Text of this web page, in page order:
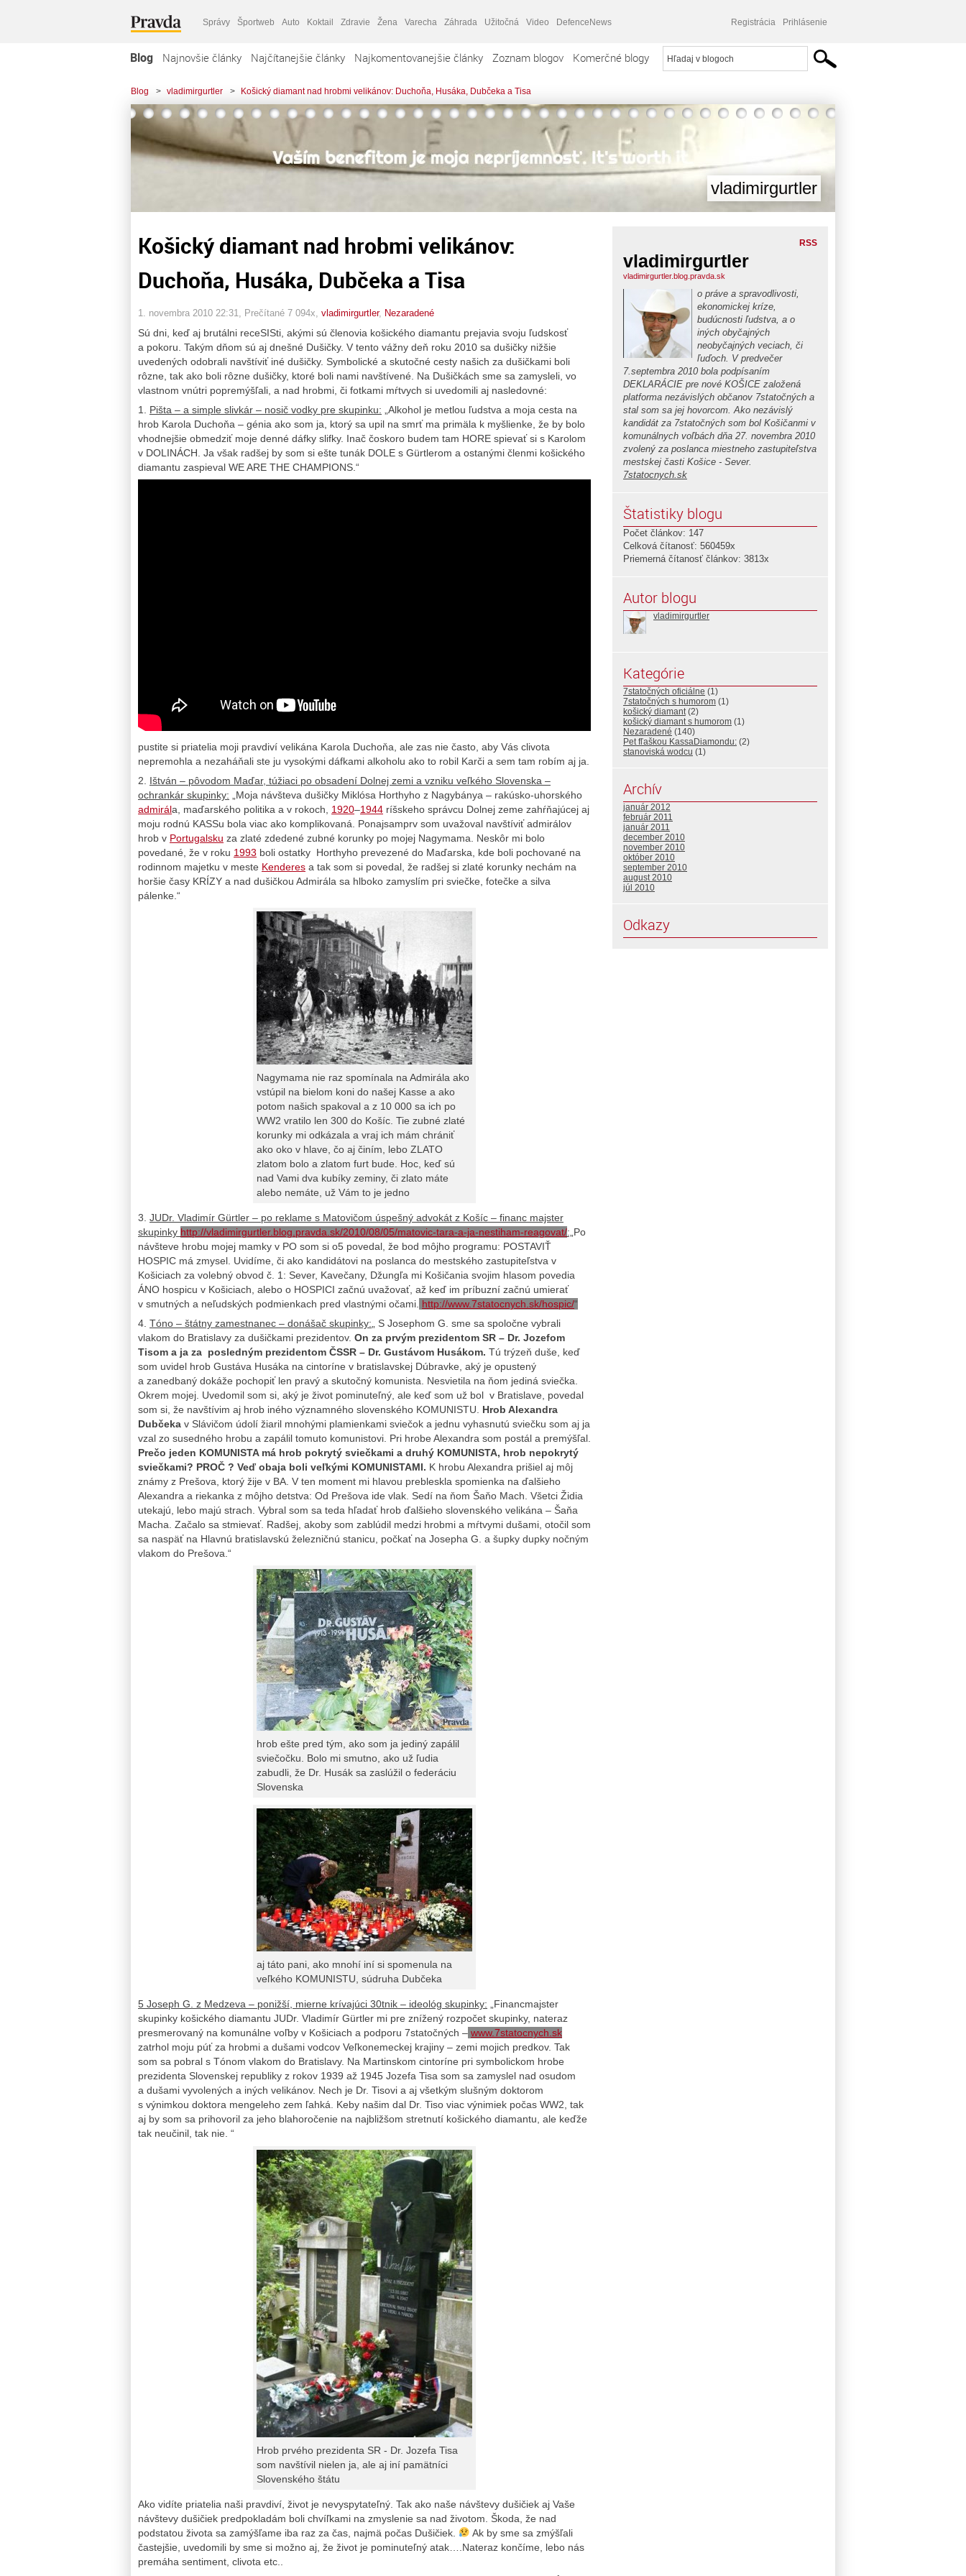
Správy Športweb Auto Koktail Zdravie Žena Varecha Záhrada Užitočná Video DefenceNews Registrácia Prihlásenie
Blog Najnovšie články Najčítanejšie články Najkomentovanejšie články Zoznam blogov Komerčné blogy
Blog > vladimirgurtler > Košický diamant nad hrobmi velikánov: Duchoňa, Husáka, Dubčeka a Tisa
vladimirgurtler
Košický diamant nad hrobmi velikánov:
Duchoňa, Husáka, Dubčeka a Tisa
1. novembra 2010 22:31 , Prečítané 7 094x, vladimirgurtler, Nezaradené
Sú dni, keď aj brutálni receSISti, akými sú členovia košického diamantu prejavia svoju ľudskosť
a pokoru. Takým dňom sú aj dnešné Dušičky. V tento vážny deň roku 2010 sa dušičky nižšie
uvedených odobrali navštíviť iné dušičky. Symbolické a skutočné cesty našich za dušičkami boli
rôzne, tak ako boli rôzne dušičky, ktoré boli nami navštívené. Na Dušičkách sme sa zamysleli, vo
vlastnom vnútri popremýšľali, a nad hrobmi, či fotkami mŕtvych si uvedomili aj nasledovné:
1. Pišta – a simple slivkár – nosič vodky pre skupinku: „Alkohol je metlou ľudstva a moja cesta na
hrob Karola Duchoňa – génia ako som ja, ktorý sa upil na smrť ma primäla k myšlienke, že by bolo
vhodnejšie obmedziť moje denné dáfky slifky. Inač čoskoro budem tam HORE spievať si s Karolom
v DOLINÁCH. Ja však radšej by som si ešte tunák DOLE s Gürtlerom a ostanými členmi košického
diamantu zaspieval WE ARE THE CHAMPIONS.“
pustite si priatelia moji pravdiví velikána Karola Duchoňa, ale zas nie často, aby Vás clivota
nepremohla a nezaháňali ste ju vysokými dáfkami alkoholu ako to robil Karči a sem tam robím aj ja.
2. Ištván – pôvodom Maďar, túžiaci po obsadení Dolnej zemi a vzniku veľkého Slovenska –
ochrankár skupinky: „Moja návšteva dušičky Miklósa Horthyho z Nagybánya – rakúsko-uhorského
admirála, maďarského politika a v rokoch, 1920–1944 ríšskeho správcu Dolnej zeme zahŕňajúcej aj
moju rodnú KASSu bola viac ako komplikovaná. Ponajsamprv som uvažoval navštíviť admirálov
hrob v Portugalsku za zlaté zdedené zubné korunky po mojej Nagymama. Neskôr mi bolo
povedané, že v roku 1993 boli ostatky Horthyho prevezené do Maďarska, kde boli pochované na
rodinnom majetku v meste Kenderes a tak som si povedal, že radšej si zlaté korunky nechám na
horšie časy KRÍZY a nad dušičkou Admirála sa hlboko zamyslím pri sviečke, fotečke a silva
pálenke.“
Nagymama nie raz spomínala na Admirála ako
vstúpil na bielom koni do našej Kasse a ako
potom našich spakoval a z 10 000 sa ich po
WW2 vratilo len 300 do Košíc. Tie zubné zlaté
korunky mi odkázala a vraj ich mám chrániť
ako oko v hlave, čo aj činím, lebo ZLATO
zlatom bolo a zlatom furt bude. Hoc, keď sú
nad Vami dva kubíky zeminy, či zlato máte
alebo nemáte, už Vám to je jedno
3. JUDr. Vladimír Gürtler – po reklame s Matovičom úspešný advokát z Košíc – financ majster
skupinky http://vladimirgurtler.blog.pravda.sk/2010/08/05/matovic-tara-a-ja-nestiham-reagovat/:„Po
návšteve hrobu mojej mamky v PO som si o5 povedal, že bod môjho programu: POSTAVIŤ
HOSPIC má zmysel. Uvidíme, či ako kandidátovi na poslanca do mestského zastupiteľstva v
Košiciach za volebný obvod č. 1: Sever, Kavečany, Džungľa mi Košičania svojim hlasom povedia
ÁNO hospicu v Košiciach, alebo o HOSPICI začnú uvažovať, až keď im príbuzní začnú umierať
v smutných a neľudských podmienkach pred vlastnými očami. http://www.7statocnych.sk/hospic/“
4. Tóno – štátny zamestnanec – donášač skupinky:„ S Josephom G. sme sa spoločne vybrali
vlakom do Bratislavy za dušičkami prezidentov. On za prvým prezidentom SR – Dr. Jozefom
Tisom a ja za posledným prezidentom ČSSR – Dr. Gustávom Husákom. Tú trýzeň duše, keď
som uvidel hrob Gustáva Husáka na cintoríne v bratislavskej Dúbravke, aký je opustený
a zanedbaný dokáže pochopiť len pravý a skutočný komunista. Nesvietila na ňom jediná sviečka.
Okrem mojej. Uvedomil som si, aký je život pominuteľný, ale keď som už bol v Bratislave, povedal
som si, že navštívim aj hrob iného významného slovenského KOMUNISTU. Hrob Alexandra
Dubčeka v Slávičom údolí žiaril mnohými plamienkami sviečok a jednu vyhasnutú sviečku som aj ja
vzal zo susedného hrobu a zapálil tomuto komunistovi. Pri hrobe Alexandra som postál a premýšľal.
Prečo jeden KOMUNISTA má hrob pokrytý sviečkami a druhý KOMUNISTA, hrob nepokrytý
sviečkami? PROČ ? Veď obaja boli veľkými KOMUNISTAMI. K hrobu Alexandra prišiel aj môj
známy z Prešova, ktorý žije v BA. V ten moment mi hlavou prebleskla spomienka na ďalšieho
Alexandra a riekanka z môjho detstva: Od Prešova ide vlak. Sedí na ňom Šaňo Mach. Všetci Židia
utekajú, lebo majú strach. Vybral som sa teda hľadať hrob ďalšieho slovenského velikána – Šaňa
Macha. Začalo sa stmievať. Radšej, akoby som zablúdil medzi hrobmi a mŕtvymi dušami, otočil som
sa naspäť na Hlavnú bratislavskú železničnú stanicu, počkať na Josepha G. a šupky dupky nočným
vlakom do Prešova.“
hrob ešte pred tým, ako som ja jediný zapálil
sviečočku. Bolo mi smutno, ako už ľudia
zabudli, že Dr. Husák sa zaslúžil o federáciu
Slovenska
aj táto pani, ako mnohí iní si spomenula na
veľkého KOMUNISTU, súdruha Dubčeka
5 Joseph G. z Medzeva – ponižší, mierne krívajúci 30tnik – ideológ skupinky: „Financmajster
skupinky košického diamantu JUDr. Vladimír Gürtler mi pre znížený rozpočet skupinky, nateraz
presmerovaný na komunálne voľby v Košiciach a podporu 7statočných – www.7statocnych.sk
zatrhol moju púť za hrobmi a dušami vodcov Veľkonemeckej krajiny – zemi mojich predkov. Tak
som sa pobral s Tónom vlakom do Bratislavy. Na Martinskom cintoríne pri symbolickom hrobe
prezidenta Slovenskej republiky z rokov 1939 až 1945 Jozefa Tisa som sa zamyslel nad osudom
a dušami vyvolených a iných velikánov. Nech je Dr. Tisovi a aj všetkým slušným doktorom
s výnimkou doktora mengeleho zem ľahká. Keby našim dal Dr. Tiso viac výnimiek počas WW2, tak
aj by som sa prihovoril za jeho blahoročenie na najbližšom stretnutí košického diamantu, ale keďže
tak neučinil, tak nie. “
Hrob prvého prezidenta SR - Dr. Jozefa Tisa
som navštívil nielen ja, ale aj iní pamätníci
Slovenského štátu
Ako vidíte priatelia naši pravdiví, život je nevyspytateľný. Tak ako naše návštevy dušičiek aj Vaše
návštevy dušičiek predpokladám boli chvíľkami na zmyslenie sa nad životom. Škoda, že nad
podstatou života sa zamýšľame iba raz za čas, najmä počas Dušičiek.
Ak by sme sa zmýšľali
častejšie, uvedomili by sme si možno aj, že život je pominuteľný atak….Nateraz končíme, lebo nás
premáha sentiment, clivota etc..
RSS
vladimirgurtler
vladimirgurtler.blog.pravda.sk
o práve a spravodlivosti,
ekonomickej kríze,
budúcnosti ľudstva, a o
iných obyčajných
neobyčajných veciach, či
ľuďoch. V predvečer
7.septembra 2010 bola podpísaním
DEKLARÁCIE pre nové KOŠICE založená
platforma nezávislých občanov 7statočných a
stal som sa jej hovorcom. Ako nezávislý
kandidát za 7statočných som bol Košičanmi v
komunálnych voľbách dňa 27. novembra 2010
zvolený za poslanca miestneho zastupiteľstva
mestskej časti Košice - Sever.
7statocnych.sk
Štatistiky blogu
Počet článkov: 147
Celková čítanosť: 560459x
Priemerná čítanosť článkov: 3813x
Autor blogu
vladimirgurtler
Kategórie
7statočných oficiálne (1)
7statočných s humorom (1)
košický diamant(2)
košický diamant s humorom (1)
Nezaradené (140)
Pet fľaškou KassaDiamondu: (2)
stanoviská wodcu (1)
Archív
január 2012
február 2011
január 2011
december 2010
november 2010
október 2010
september 2010
august 2010
júl 2010
Odkazy